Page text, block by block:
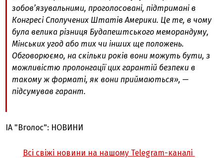
зобов’язувальними, проголосовані, підтримані в
Конгресі Сполучених Штатів Америки. Це те, в чому
була велика різниця Будапештського меморандуму,
Мінських угод або тих чи інших ще положень.
Обговорюємо, на скільки років вони можуть бути, з
можливістю пролонгації цих гарантій безпеки в
такому ж форматі, як вони приймаються», —
підсумував гарант.
ІА "Вголос": НОВИНИ
Всі свіжі новини на нашому Telegram-каналі